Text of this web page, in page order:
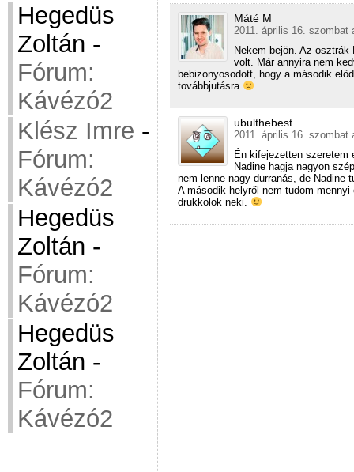
Hegedüs
Zoltán -
Fórum:
Kávézó2
Klész Imre -
Fórum:
Kávézó2
Hegedüs
Zoltán -
Fórum:
Kávézó2
Hegedüs
Zoltán -
Fórum:
Kávézó2
Máté M
2011. április 16. szombat
Nekem bejön. Az
volt. Már annyira nem
bebizonyosodott, hogy a második
továbbjutásra
ubulthebest
2011. április 16. szombat
Én kifejezetten
Nadine hagja nagyon
nem lenne nagy durranás, de Nadine
A második helyről nem tudom
drukkolok neki.